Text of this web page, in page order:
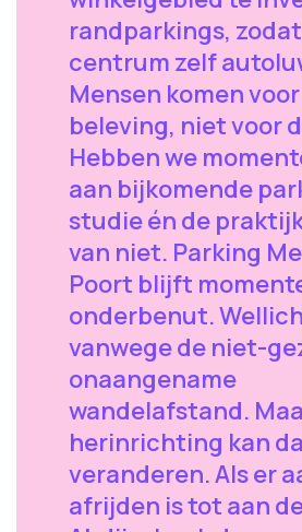
randparkings,
centrum zelf
Mensen komen
beleving, niet voor
Hebben we
aan bijkomende
studie én de
van niet. Parking
Poort blijft
onderbenut.
vanwege de niet-
onaangename
wandelafstand.
herinrichting kan
veranderen. Als er
afrijden is tot aan